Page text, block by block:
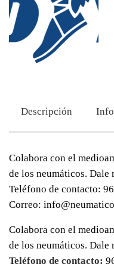
Descripción
Colabora con el
de los neumáticos. Dale
Teléfono de contacto:
Correo:
Colabora con el
de los neumáticos. Dale
Teléfono de contacto: